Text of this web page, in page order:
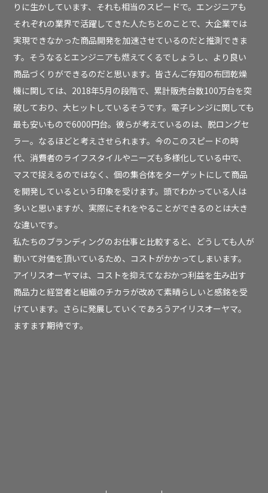
りに生かしています、それも相当のスピードで。エンジニアも
それぞれの業界で活躍してきた人たちとのことで、大企業では
実現できなかった商品開発を加速させているのだと推測できま
す。そうなるとエンジニアも燃えてくるでしょうし、より良い
商品づくりができるのだと思います。皆さんご存知の布団乾燥
機に関しては、2018年5月の段階で、累計販売台数100万台を突
破しており、大ヒットしているそうです。電子レンジに関しても
最も安いもので6000円台。彼らが考えているのは、脱ロングセ
ラー。なるほどと考えさせられます。今のこのスピードの時
代、消費者のライフスタイルやニーズも多様化している中で、
マスで捉えるのではなく、個の集合体をターゲットにして商品
を開発しているという印象を受けます。頭でわかっている人は
多いと思いますが、実際にそれをやることができるのとは大き
な違いです。
私たちのブランディングのお仕事と比較すると、どうしても人が
動いて対価を頂いているため、コストがかかってしまいます。
アイリスオーヤマは、コストを抑えてなおかつ利益を生み出す
商品力と経営者と組織のチカラが改めて素晴らしいと感銘を受
けています。さらに発展していくであろうアイリスオーヤマ。
ますます期待です。